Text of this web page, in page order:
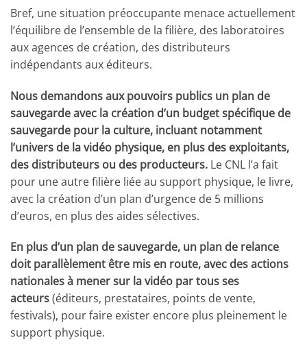
Bref, une situation préoccupante menace actuellement
l’équilibre de l’ensemble de la filière, des laboratoires
aux agences de création, des distributeurs
indépendants aux éditeurs.
Nous demandons aux pouvoirs publics un plan de
sauvegarde avec la création d’un budget spécifique de
sauvegarde pour la culture, incluant notamment
l’univers de la vidéo physique, en plus des exploitants,
des distributeurs ou des producteurs. Le CNL l’a fait
pour une autre filière liée au support physique, le livre,
avec la création d’un plan d’urgence de 5 millions
d’euros, en plus des aides sélectives.
En plus d’un plan de sauvegarde, un plan de relance
doit parallèlement être mis en route, avec des actions
nationales à mener sur la vidéo par tous ses
acteurs(éditeurs, prestataires, points de vente,
festivals), pour faire exister encore plus pleinement le
support physique.